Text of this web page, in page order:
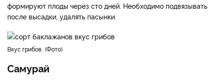
формируют плоды через сто дней. Необходимо подвязывать
после высадки, удалять пасынки.
Вкус грибов. Фото
Самурай